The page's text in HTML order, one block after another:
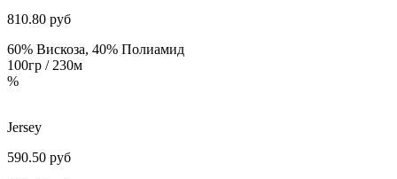
810.80 руб
60% Вискоза, 40% Полиамид
100гр / 230м
%
Jersey
590.50 руб